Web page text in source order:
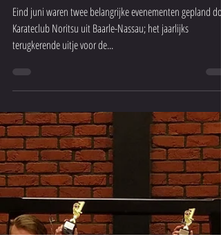
24 jun 2019
Geslaagd uitje jeugd en examen
Noritsu
Eind juni waren twee belangrijke evenementen gepland
Karateclub Noritsu uit Baarle-Nassau; het jaarlijks